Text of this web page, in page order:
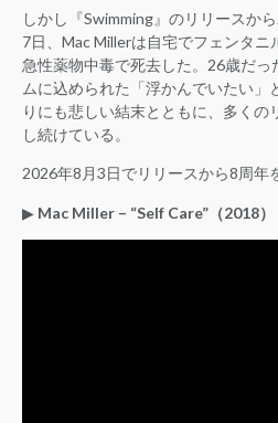
しかし『Swimming』のリリースか
7日、Mac Millerは自宅でフェンタニ
急性薬物中毒で死去した。26歳だ
ムに込められた「浮かんでいたい」
りにも悲しい結末とともに、多く
し続けている。
2026年8月3日でリリースから8周年
▶︎ Mac Miller – “Self Care”（2018）